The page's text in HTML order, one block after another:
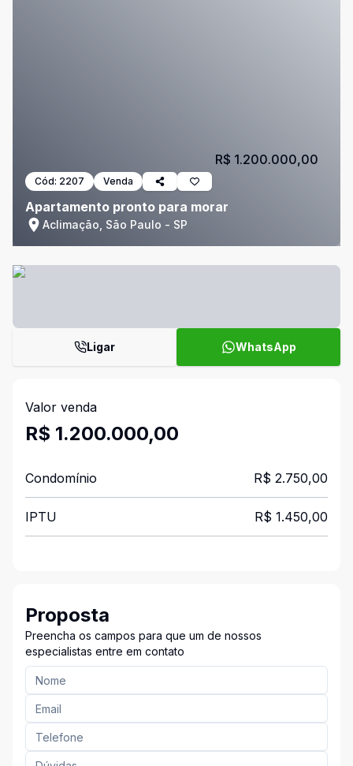
Cód: 2207 Venda
Apartamento pronto para morar
Aclimação, São Paulo - SP
R$ 1.200.000,00
Ligar WhatsApp
Valor venda
R$ 1.200.000,00
Condomínio R$ 2.750,00
IPTU R$ 1.450,00
Proposta
Preencha os campos para que um de nossos
especialistas entre em contato